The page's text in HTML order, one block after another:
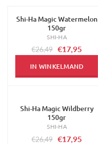
-32%
Shi-Ha Magic Watermelon
150gr
SHI-HA
€26,49 €17,95
IN WINKELMAND
-32%
Shi-Ha Magic Wildberry
150gr
SHI-HA
€26,49 €17,95